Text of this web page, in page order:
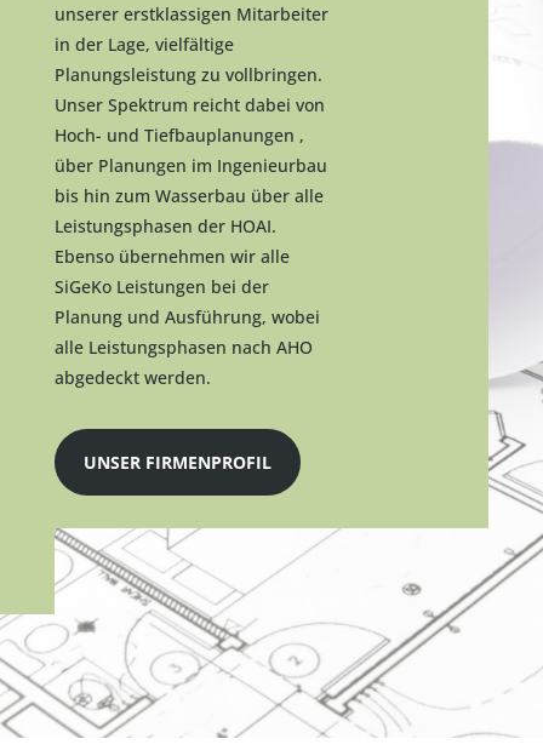
unserer erstklassigen Mitarbeiter
in der Lage, vielfältige
Planungsleistung zu vollbringen.
Unser Spektrum reicht dabei von
Hoch- und Tiefbauplanungen ,
über Planungen im Ingenieurbau
bis hin zum Wasserbau über alle
Leistungsphasen der HOAI.
Ebenso übernehmen wir alle
SiGeKo Leistungen bei der
Planung und Ausführung, wobei
alle Leistungsphasen nach AHO
abgedeckt werden.
UNSER FIRMENPROFIL